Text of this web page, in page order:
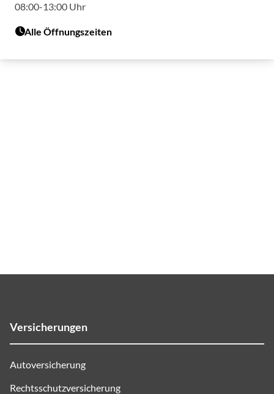
08:00-13:00 Uhr
Alle Öffnungszeiten
Versicherungen
Autoversicherung
Rechtsschutzversicherung